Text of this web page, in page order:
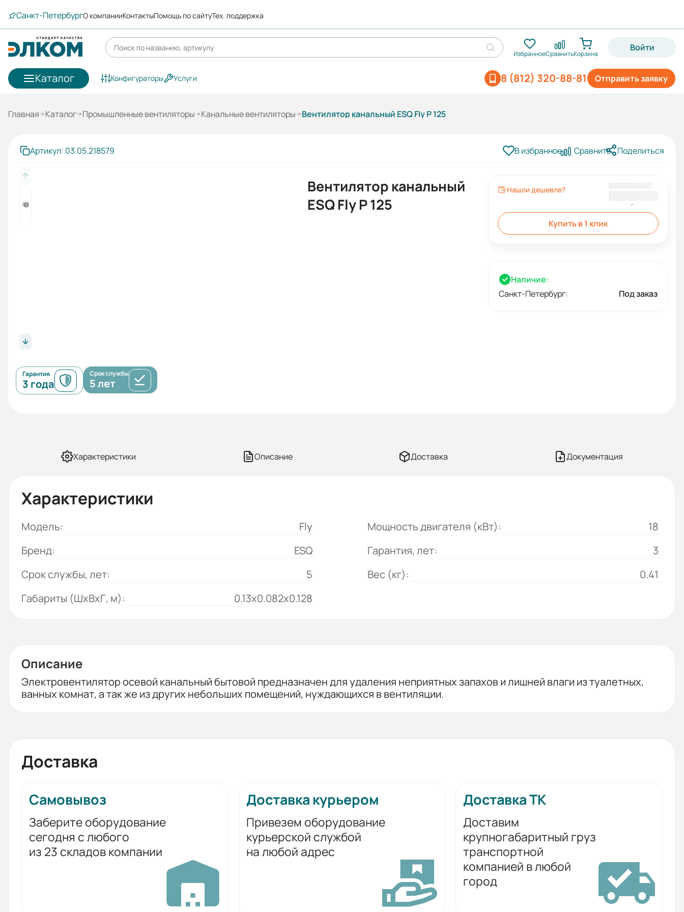
Санкт-ПетербургО компанииКонтактыПомощь по сайтуТех. поддержка
ИзбранноеСравнитьКорзина
Войти
Каталог Отправить заявку
8 (812) 320-88-81
Конфигураторы Услуги
Главная Каталог Промышленные вентиляторы Канальные вентиляторы Вентилятор канальный ESQ Fly P 125
Артикул: 03.05.218579 В избранное Сравнить Поделиться
Гарантия
3 года
Срок службы
5 лет
Вентилятор канальный
ESQ Fly P 125
Нашли дешевле?
Купить в 1 клик
Наличие:
Санкт-Петербург:
Под заказ
Характеристики Описание Доставка Документация
Характеристики
Модель: Fly Мощность двигателя (кВт):
18
Бренд:
ESQ Гарантия, лет:
3
Срок службы, лет:
5 Вес (кг):
0.41
Габариты (ШхВхГ, м):
0.13x0.082x0.128
Описание
Электровентилятор осевой канальный бытовой предназначен для удаления неприятных запахов и лишней влаги из туалетных,
ванных комнат, а так же из других небольших помещений, нуждающихся в вентиляции.
Доставка
Самовывоз
Заберите оборудование
сегодня с любого
из 23 складов компании
Доставка курьером
Привезем оборудование
курьерской службой
на любой адрес
Доставка ТК
Доставим
крупногабаритный груз
транспортной
компанией в любой
город